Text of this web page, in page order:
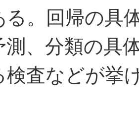
る。回帰の具
測、分類の具
検査などが挙